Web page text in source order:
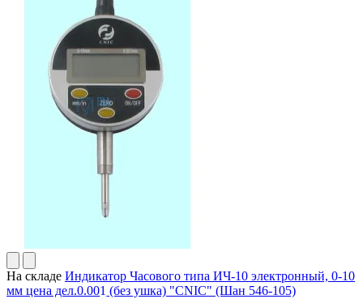
На складе Индикатор Часового типа ИЧ-10 электронный, 0-10
мм цена дел.0.001 (без ушка) "CNIC" (Шан 546-105)